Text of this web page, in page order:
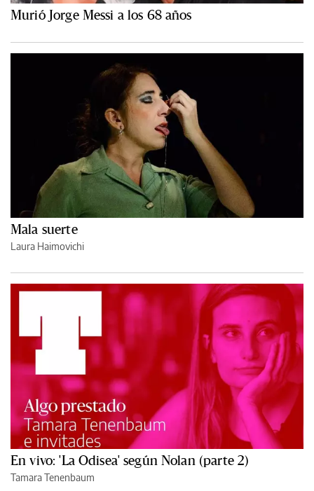
Murió Jorge Messi a los 68 años
Mala suerte
Laura Haimovichi
En vivo: 'La Odisea' según Nolan (parte 2)
Tamara Tenenbaum